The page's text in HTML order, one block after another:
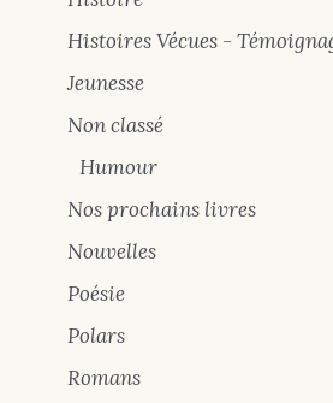
Histoires Vécues -
Jeunesse
Non classé
Humour
Nos prochains livres
Nouvelles
Poésie
Polars
Romans